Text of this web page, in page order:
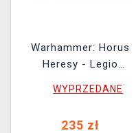
Warhammer: Horus
Heresy - Legio
Dreadnought (1 figurka)
WYPRZEDANE
235 zł